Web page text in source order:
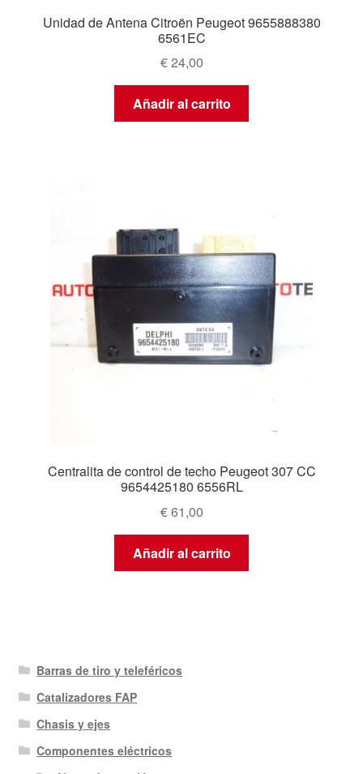
Unidad de Antena Citroën Peugeot 9655888380
6561EC
€24,00
Añadir al carrito
Centralita de control de techo Peugeot 307 CC
9654425180 6556RL
€61,00
Añadir al carrito
Barras de tiro y teleféricos
Catalizadores FAP
Chasis y ejes
Componentes eléctricos